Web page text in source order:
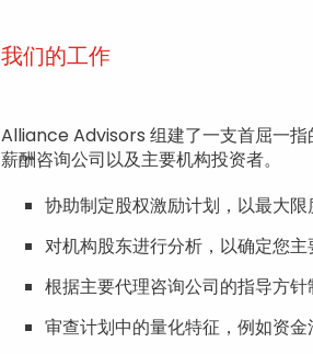
我们的工作
Alliance Advisors 组建了一支首屈一指
薪酬咨询公司以及主要机构投资者。
协助制定股权激励计划，以最大限
对机构股东进行分析，以确定您主
根据主要代理咨询公司的指导方
审查计划中的量化特征，例如资